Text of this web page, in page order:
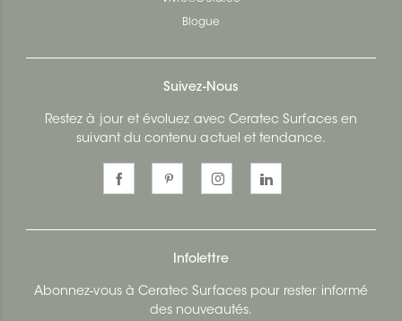
Blogue
Suivez-Nous
Restez à jour et évoluez avec Ceratec Surfaces en
suivant du contenu actuel et tendance.
Infolettre
Abonnez-vous à Ceratec Surfaces pour rester informé
des nouveautés.